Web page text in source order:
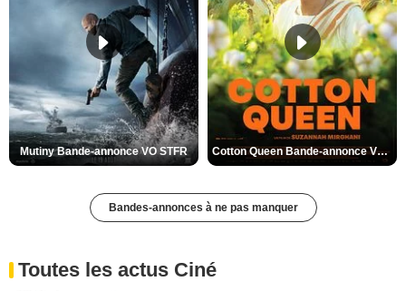
Mutiny Bande-annonce VO STFR Cotton Queen Bande-annonce VO STFR
Bandes-annonces à ne pas manquer
Toutes les actus Ciné